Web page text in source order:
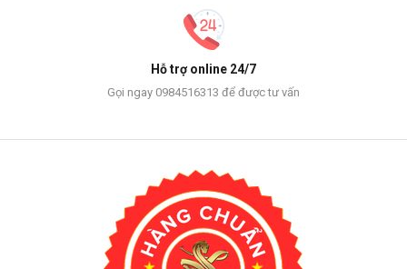
Hỗ trợ online 24/7
Gọi ngay 0984516313 để được tư vấn